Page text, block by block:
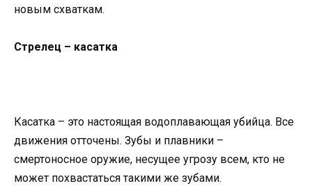
новым схваткам.
Стрeлец – касатка
Касатка – это настоящая водоплавающая убийца. Все
движения отточены. Зубы и плавники –
смертоносное оружие, несущее угрозу всем, кто не
может похвастаться такими же зубами.